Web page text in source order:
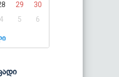
29
30
4 5 6